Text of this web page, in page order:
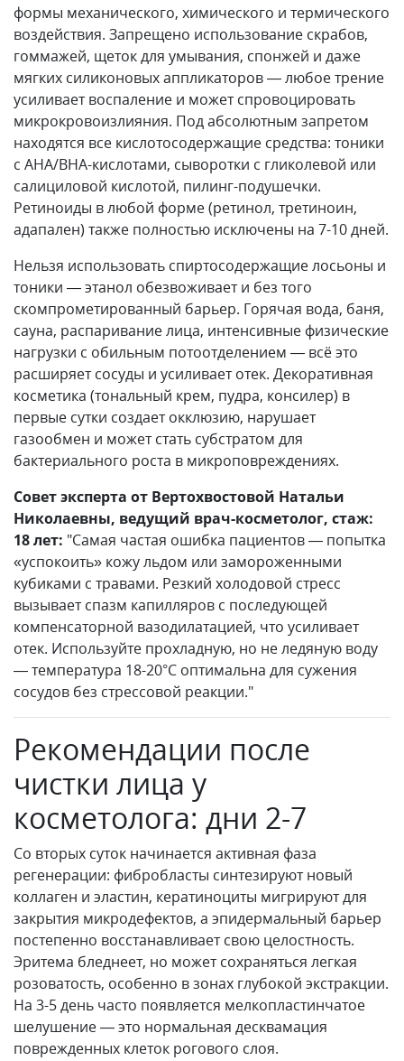
формы механического, химического и термического
воздействия. Запрещено использование скрабов,
гоммажей, щеток для умывания, спонжей и даже
мягких силиконовых аппликаторов — любое трение
усиливает воспаление и может спровоцировать
микрокровоизлияния. Под абсолютным запретом
находятся все кислотосодержащие средства: тоники
с AHA/BHA-кислотами, сыворотки с гликолевой или
салициловой кислотой, пилинг-подушечки.
Ретиноиды в любой форме (ретинол, третиноин,
адапален) также полностью исключены на 7-10 дней.
Нельзя использовать спиртосодержащие лосьоны и
тоники — этанол обезвоживает и без того
скомпрометированный барьер. Горячая вода, баня,
сауна, распаривание лица, интенсивные физические
нагрузки с обильным потоотделением — всё это
расширяет сосуды и усиливает отек. Декоративная
косметика (тональный крем, пудра, консилер) в
первые сутки создает окклюзию, нарушает
газообмен и может стать субстратом для
бактериального роста в микроповреждениях.
Совет эксперта от Вертохвостовой Натальи
Николаевны, ведущий врач-косметолог, стаж:
18 лет: "Самая частая ошибка пациентов — попытка
«успокоить» кожу льдом или замороженными
кубиками с травами. Резкий холодовой стресс
вызывает спазм капилляров с последующей
компенсаторной вазодилатацией, что усиливает
отек. Используйте прохладную, но не ледяную воду
— температура 18-20°C оптимальна для сужения
сосудов без стрессовой реакции."
Рекомендации после
чистки лица у
косметолога: дни 2-7
Со вторых суток начинается активная фаза
регенерации: фибробласты синтезируют новый
коллаген и эластин, кератиноциты мигрируют для
закрытия микродефектов, а эпидермальный барьер
постепенно восстанавливает свою целостность.
Эритема бледнеет, но может сохраняться легкая
розоватость, особенно в зонах глубокой экстракции.
На 3-5 день часто появляется мелкопластинчатое
шелушение — это нормальная десквамация
поврежденных клеток рогового слоя.